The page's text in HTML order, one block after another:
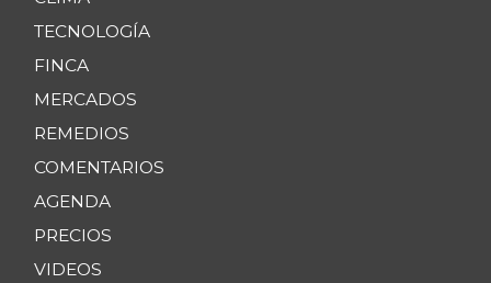
TECNOLOGÍA
FINCA
MERCADOS
REMEDIOS
COMENTARIOS
AGENDA
PRECIOS
VIDEOS